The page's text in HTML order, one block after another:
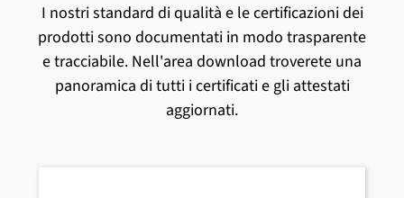
I nostri standard di qualità e le certificazioni dei
prodotti sono documentati in modo trasparente
e tracciabile. Nell'area download troverete una
panoramica di tutti i certificati e gli attestati
aggiornati.